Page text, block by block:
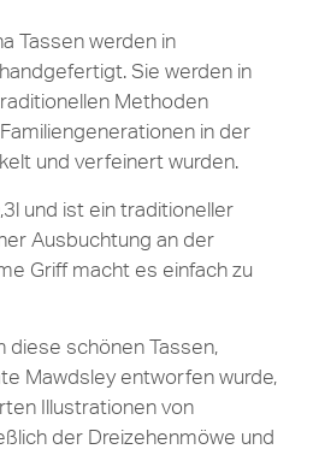
Tassen werden in
Sie werden in
Methoden
in der
und verfeinert wurden.
und ist ein traditioneller
Ausbuchtung an der
Griff macht es einfach zu
diese schönen Tassen,
Mawdsley entworfen wurde,
Illustrationen von
der Dreizehenmöwe und